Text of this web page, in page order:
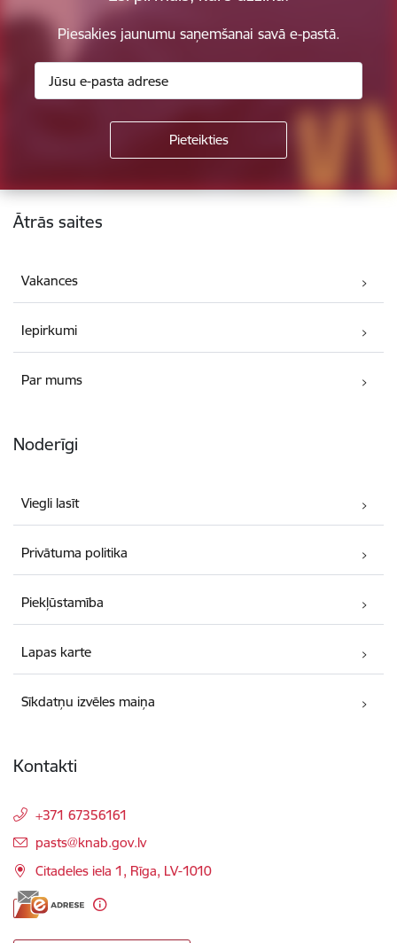
Piesakies jaunumu saņemšanai savā e-pastā.
Kājene
Ātrās saites
Vakances
Iepirkumi
Par mums
Noderīgi
Viegli lasīt
Privātuma politika
Piekļūstamība
Lapas karte
Sīkdatņu izvēles maiņa
Kontakti
+371 67356161
E-pasts:
pasts@knab.gov.lv
Citadeles iela 1, Rīga, LV-1010